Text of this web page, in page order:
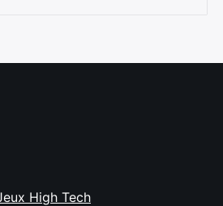
High Tech